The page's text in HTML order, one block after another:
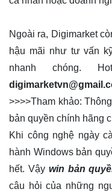
Ngoài ra, Digimarket
hậu mãi như tư vấn
nhanh chóng.
>>>>Tham khảo:
bản quyền chính hãng
Khi công nghệ ngày
hành Windows bản
hết. Vậy win bản
câu hỏi của những